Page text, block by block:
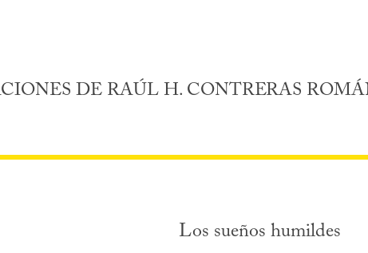
DE RAÚL H. CONTRERAS
Los sueños humildes